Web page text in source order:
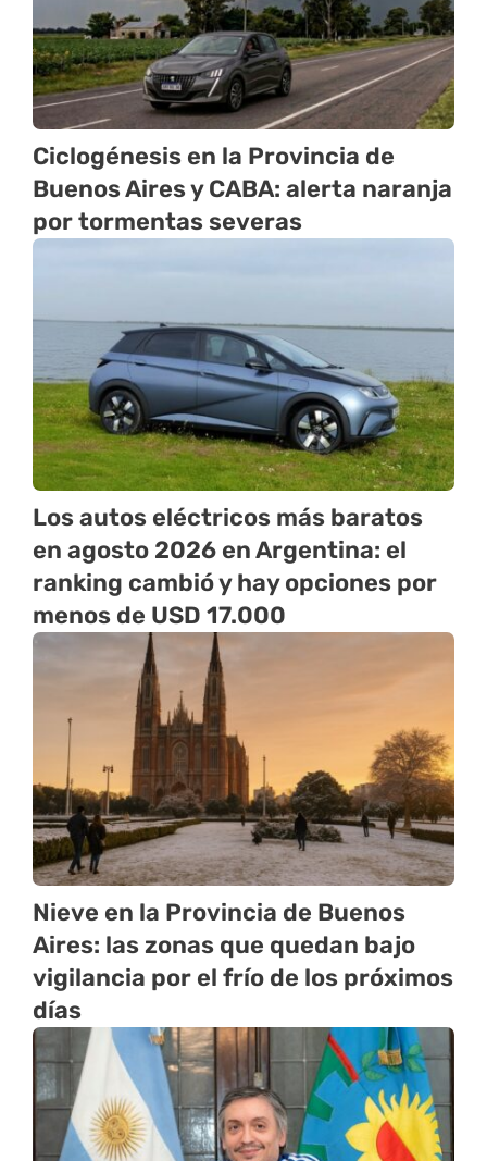
Ciclogénesis en la Provincia de
Buenos Aires y CABA: alerta naranja
por tormentas severas
Los autos eléctricos más baratos
en agosto 2026 en Argentina: el
ranking cambió y hay opciones por
menos de USD 17.000
Nieve en la Provincia de Buenos
Aires: las zonas que quedan bajo
vigilancia por el frío de los próximos
días